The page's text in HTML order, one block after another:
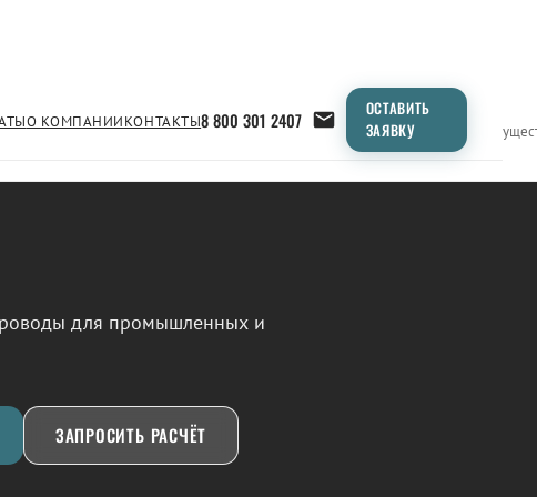
О КОМПАНИИКОНТАКТЫ8 800 301 2407
ОСТАВИТЬ
ЗАЯВКУ
Применение Продукция ТипоразмерыСравнение
для промышленных и
ЗАПРОСИТЬ РАСЧЁТ